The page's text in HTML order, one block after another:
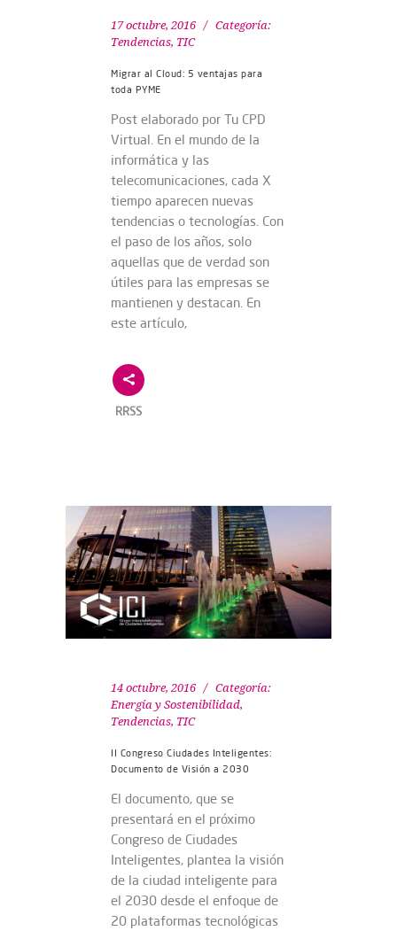
17 octubre, 2016
Categoría:
Tendencias, TIC
Migrar al Cloud: 5 ventajas para
toda PYME
Post elaborado por Tu CPD
Virtual. En el mundo de la
informática y las
telecomunicaciones, cada X
tiempo aparecen nuevas
tendencias o tecnologías. Con
el paso de los años, solo
aquellas que de verdad son
útiles para las empresas se
mantienen y destacan. En
este artículo,
RRSS
14 octubre, 2016
Categoría:
Energía y Sostenibilidad,
Tendencias, TIC
II Congreso Ciudades Inteligentes:
Documento de Visión a 2030
El documento, que se
presentará en el próximo
Congreso de Ciudades
Inteligentes, plantea la visión
de la ciudad inteligente para
el 2030 desde el enfoque de
20 plataformas tecnológicas